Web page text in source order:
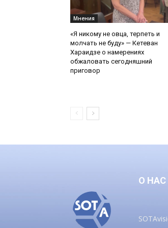
Мнения
«Я никому не овца, терпеть и
молчать не буду» — Кетеван
Хараидзе о намерениях
обжаловать сегодняшний
приговор
О НАС